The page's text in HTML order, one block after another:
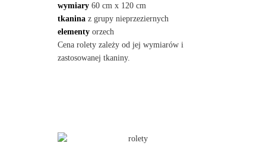
wymiary60 cm x 120 cm
tkaninaz grupy nieprzeziernych
elementyorzech
Cena rolety zależy od jej wymiarów i
zastosowanej tkaniny.